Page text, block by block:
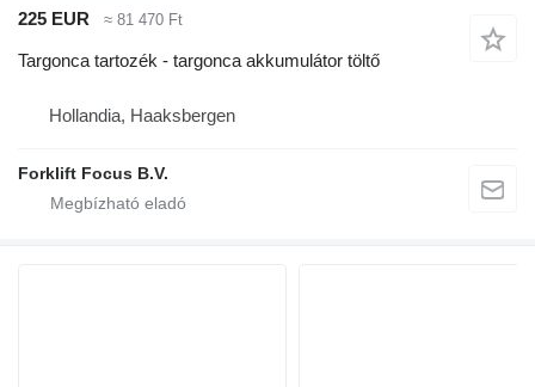
225 EUR
≈ 81 470 Ft
Targonca tartozék - targonca akkumulátor töltő
Hollandia, Haaksbergen
Forklift Focus B.V.